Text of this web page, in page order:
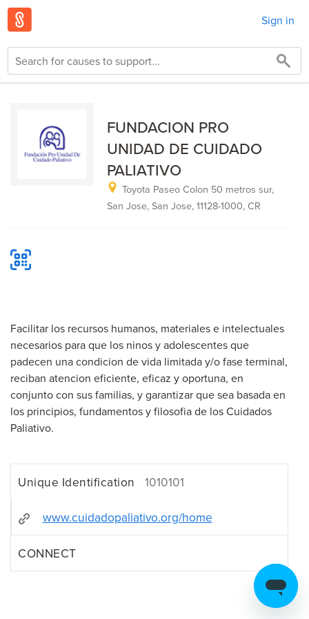
Sign in
FUNDACION PRO
UNIDAD DE CUIDADO
PALIATIVO
Toyota Paseo Colon 50 metros sur,
San Jose, San Jose, 11128-1000, CR
Facilitar los recursos humanos, materiales e intelectuales
necesarios para que los ninos y adolescentes que
padecen una condicion de vida limitada y/o fase terminal,
reciban atencion eficiente, eficaz y oportuna, en
conjunto con sus familias, y garantizar que sea basada en
los principios, fundamentos y filosofia de los Cuidados
Paliativo.
Unique Identification 1010101
www.cuidadopaliativo.org/home
CONNECT